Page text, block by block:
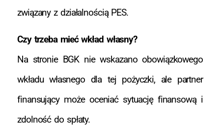
związany z działalnością PES.
Czy trzeba mieć wkład własny?
Na stronie BGK nie wskazano obowiązkowego
wkładu własnego dla tej pożyczki, ale partner
finansujący może oceniać sytuację finansową i
zdolność do spłaty.